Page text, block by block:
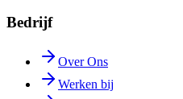
Bedrijf
Over Ons
Werken bij